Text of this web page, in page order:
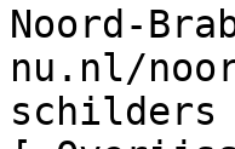
Noord-
nu.nl/